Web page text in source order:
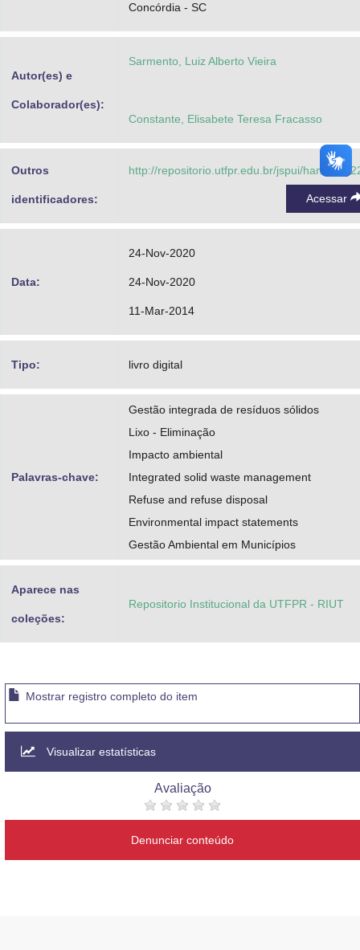
Concórdia - SC
Autor(es) e
Colaborador(es):
Sarmento, Luiz Alberto Vieira
Constante, Elisabete Teresa Fracasso
Outros
identificadores:
http://repositorio.utfpr.edu.br/jspui/handle/1/
Acessar
Data:
24-Nov-2020
24-Nov-2020
11-Mar-2014
Tipo: livro digital
Palavras-chave:
Gestão integrada de resíduos sólidos
Lixo - Eliminação
Impacto ambiental
Integrated solid waste management
Refuse and refuse disposal
Environmental impact statements
Gestão Ambiental em Municípios
Aparece nas
coleções:
Repositorio Institucional da UTFPR - RIUT
Mostrar registro completo do item
Visualizar estatísticas
Avaliação
Denunciar conteúdo